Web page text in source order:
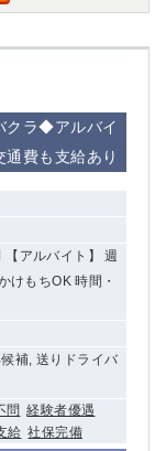
クラ◆アルバイ
費も支給あり
【アルバイト】 週
もちOK 時間・
補, 送りドライバ
問 経験者優遇
給 社保完備